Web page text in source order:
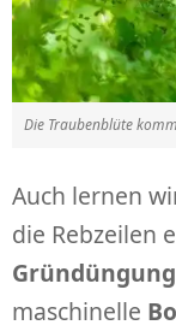
Die Traubenblüte
Auch lernen
die Rebzeilen
maschinelle